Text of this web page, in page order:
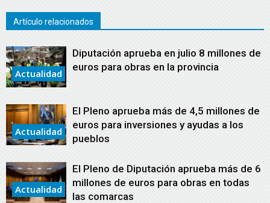
Artículo relacionados
Actualidad
Diputación aprueba en julio 8 millones de
euros para obras en la provincia
Actualidad
El Pleno aprueba más de 4,5 millones de
euros para inversiones y ayudas a los
pueblos
Actualidad
El Pleno de Diputación aprueba más de 6
millones de euros para obras en todas
las comarcas